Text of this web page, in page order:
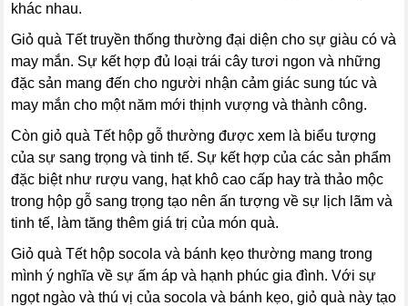
khác nhau.
Giỏ quà Tết truyền thống thường đại diện cho sự giàu có và
may mắn. Sự kết hợp đủ loại trái cây tươi ngon và những
đặc sản mang đến cho người nhận cảm giác sung túc và
may mắn cho một năm mới thịnh vượng và thành công.
Còn giỏ quà Tết hộp gỗ thường được xem là biểu tượng
của sự sang trọng và tinh tế. Sự kết hợp của các sản phẩm
đặc biệt như rượu vang, hạt khô cao cấp hay trà thảo mộc
trong hộp gỗ sang trọng tạo nên ấn tượng về sự lịch lãm và
tinh tế, làm tăng thêm giá trị của món quà.
Giỏ quà Tết hộp socola và bánh kẹo thường mang trong
mình ý nghĩa về sự ấm áp và hạnh phúc gia đình. Với sự
ngọt ngào và thú vị của socola và bánh kẹo, giỏ quà này tạo